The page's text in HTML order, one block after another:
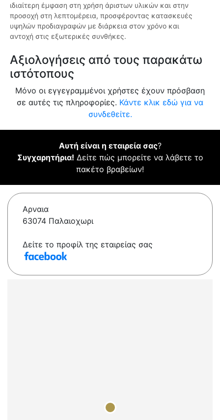
ιδιαίτερη έμφαση στη χρήση άριστων υλικών και στην
προσοχή στη λεπτομέρεια, προσφέροντας κατασκευές
υψηλών προδιαγραφών με διάρκεια στον χρόνο και
αντοχή στις εξωτερικές συνθήκες.
Αξιολογήσεις από τους παρακάτω
ιστότοπους
Μόνο οι εγγεγραμμένοι χρήστες έχουν πρόσβαση
σε αυτές τις πληροφορίες. Κάντε κλικ εδώ για να
συνδεθείτε.
Αυτή είναι η εταιρεία σας?
Συγχαρητήρια! Δείτε πώς μπορείτε να λάβετε το
πακέτο βραβείων!
Αρναια
63074 Παλαιοχωρι
Δείτε το προφίλ της εταιρείας σας